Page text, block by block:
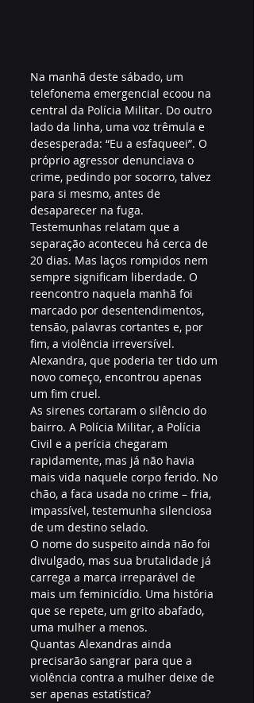
Na manhã deste sábado, um
telefonema emergencial ecoou na
central da Polícia Militar. Do outro
lado da linha, uma voz trêmula e
desesperada: “Eu a esfaqueei”. O
próprio agressor denunciava o
crime, pedindo por socorro, talvez
para si mesmo, antes de
desaparecer na fuga.
Testemunhas relatam que a
separação aconteceu há cerca de
20 dias. Mas laços rompidos nem
sempre significam liberdade. O
reencontro naquela manhã foi
marcado por desentendimentos,
tensão, palavras cortantes e, por
fim, a violência irreversível.
Alexandra, que poderia ter tido um
novo começo, encontrou apenas
um fim cruel.
As sirenes cortaram o silêncio do
bairro. A Polícia Militar, a Polícia
Civil e a perícia chegaram
rapidamente, mas já não havia
mais vida naquele corpo ferido. No
chão, a faca usada no crime – fria,
impassível, testemunha silenciosa
de um destino selado.
O nome do suspeito ainda não foi
divulgado, mas sua brutalidade já
carrega a marca irreparável de
mais um feminicídio. Uma história
que se repete, um grito abafado,
uma mulher a menos.
Quantas Alexandras ainda
precisarão sangrar para que a
violência contra a mulher deixe de
ser apenas estatística?